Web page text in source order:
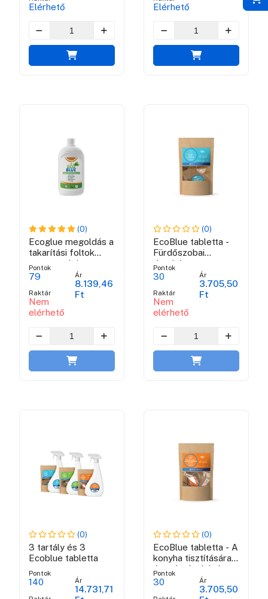
Elérhető Elérhető
(0)
Ecoglue megoldás a
takarítási foltok
narancs olaj
Pontok
79
Raktár
Nem
elérhető
Ár
8.139,46
Ft
(0)
EcoBlue tabletta -
Fürdőszobai
tisztítószer
Pontok
30
Raktár
Nem
elérhető
Ár
3.705,50
Ft
(0)
3 tartály és 3
Ecoblue tabletta
Pontok
140 Ár
14.731,71
(0)
EcoBlue tabletta - A
konyha tisztítására
és zsírtalanítására
szolgáló mosószer
Pontok
30 Ár
3.705,50